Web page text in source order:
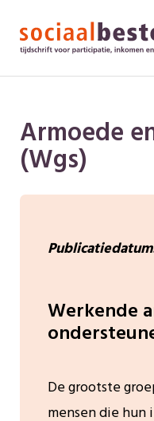
Armoede
(Wgs)
Werkende
De grootste
mensen die